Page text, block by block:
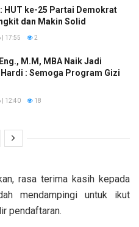
HUT ke-25 Partai Demokrat
dan Makin Solid
| 17:55 2
M.M, MBA Naik Jadi
Hardi : Semoga Program Gizi
| 12:40 18
rasa terima kasih kepada
mendampingi untuk ikut
pendaftaran.